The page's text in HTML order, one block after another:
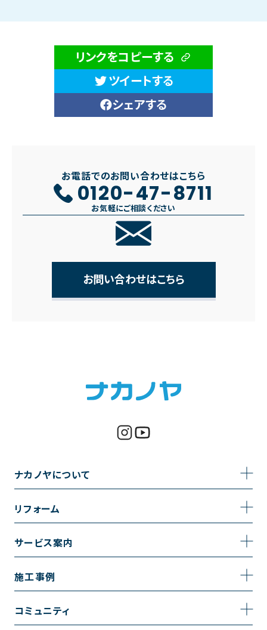
リンクをコピーする
ツイートする
シェアする
お電話でのお問い合わせはこちら
0120-47-8711
お気軽にご相談ください
お問い合わせはこちら
ナカノヤについて
事業内容
採用情報
リフォーム
トイレのリフォーム
キッチンのリフォーム
サービス案内
サービスの流れ
施工事例
施工事例一覧
コミュニティ